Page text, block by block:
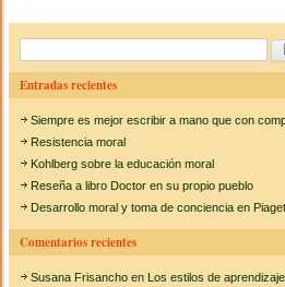
b
o
o
k
ar
tir
s
t
u
c
ó
n
d
e
a
u
c
a
Entradas recientes
Siempre es mejor escribir a mano que con
Resistencia moral
Kohlberg sobre la educación moral
Reseña a libro Doctor en su propio pueblo
Desarrollo moral y toma de conciencia en
Comentarios recientes
Susana Frisancho enLos estilos de